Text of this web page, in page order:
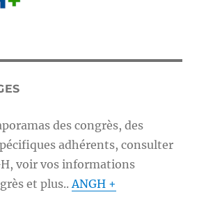
des congrès, des
adhérents, consulter
voir vos informations
et plus..ANGH +